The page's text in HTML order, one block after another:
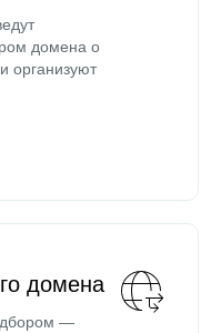
домена о
организуют
домена
—